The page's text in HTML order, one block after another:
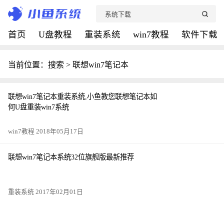
首页 U盘教程 重装系统 win7教程 软件下载
当前位置：搜索 > 联想win7笔记本
联想win7笔记本重装系统,小鱼教您联想笔记本如
何U盘重装win7系统
win7教程 2018年05月17日
联想win7笔记本系统32位旗舰版最新推荐
重装系统 2017年02月01日